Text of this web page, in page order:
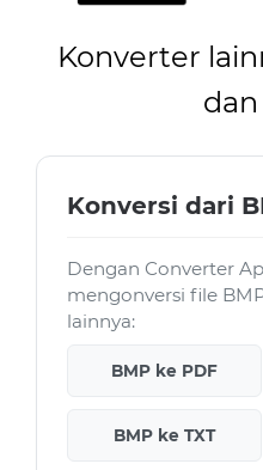
Konverter
dan
Konversi dari
Dengan Converter
mengonversi file
lainnya:
BMP ke PDF
BMP ke TXT